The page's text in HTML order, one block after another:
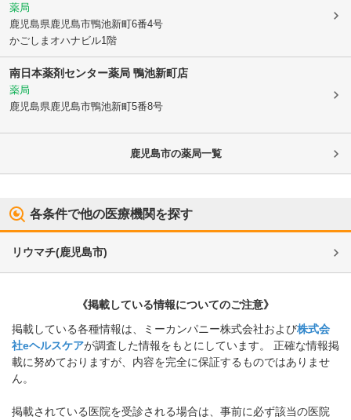
薬局
鹿児島県鹿児島市鴨池新町6番4号
かごしまオハナビル1階
南日本薬剤センター薬局 鴨池新町店
薬局
鹿児島県鹿児島市鴨池新町5番8号
鹿児島市の薬局一覧
各条件で他の医療機関を探す
リウマチ(鹿児島市)
《掲載している情報についてのご注意》
掲載している各種情報は、ミーカンパニー株式会社および株式会
社eヘルスケアが調査した情報をもとにしています。 正確な情報掲
載に努めておりますが、内容を完全に保証するものではありませ
ん。
掲載されている医院を受診される場合は、事前に必ず該当の医院